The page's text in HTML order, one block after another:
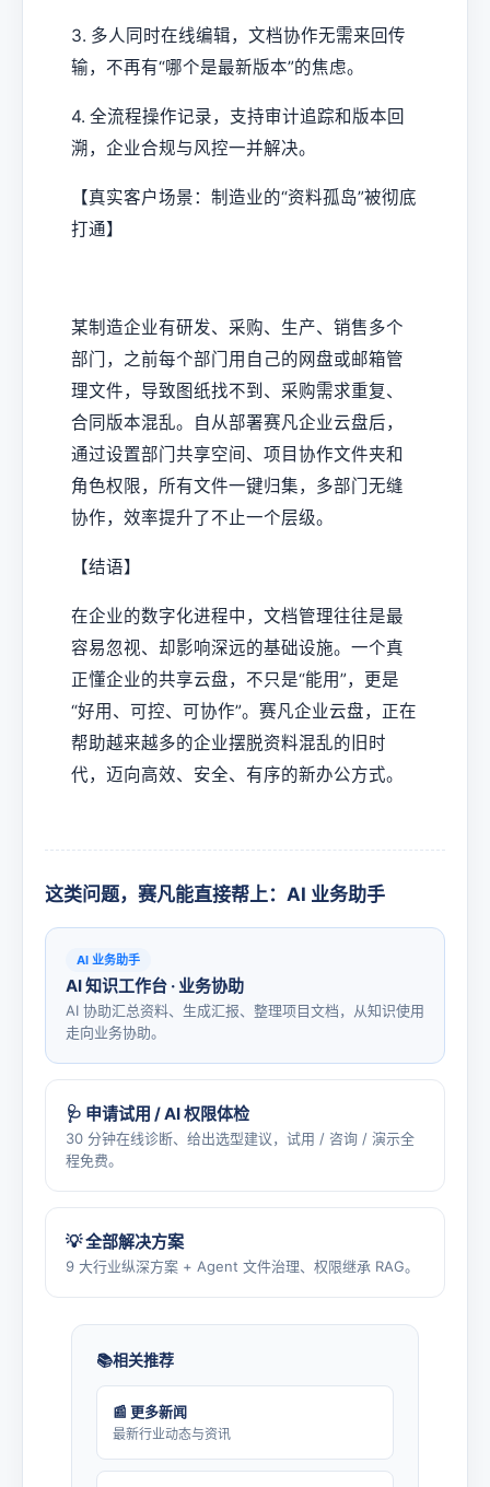
3. 多人同时在线编辑，文档协作无需来回传
输，不再有“哪个是最新版本”的焦虑。
4. 全流程操作记录，支持审计追踪和版本回
溯，企业合规与风控一并解决。
【真实客户场景：制造业的“资料孤岛”被彻底
打通】
某制造企业有研发、采购、生产、销售多个
部门，之前每个部门用自己的网盘或邮箱管
理文件，导致图纸找不到、采购需求重复、
合同版本混乱。自从部署赛凡企业云盘后，
通过设置部门共享空间、项目协作文件夹和
角色权限，所有文件一键归集，多部门无缝
协作，效率提升了不止一个层级。
【结语】
在企业的数字化进程中，文档管理往往是最
容易忽视、却影响深远的基础设施。一个真
正懂企业的共享云盘，不只是“能用”，更是
“好用、可控、可协作”。赛凡企业云盘，正在
帮助越来越多的企业摆脱资料混乱的旧时
代，迈向高效、安全、有序的新办公方式。
这类问题，赛凡能直接帮上：AI 业务助手
AI 业务助手
AI 知识工作台 · 业务协助
AI 协助汇总资料、生成汇报、整理项目文档，从知识使用
走向业务协助。
🩺 申请试用 / AI 权限体检
30 分钟在线诊断、给出选型建议，试用 / 咨询 / 演示全
程免费。
💡 全部解决方案
9 大行业纵深方案 + Agent 文件治理、权限继承 RAG。
相关推荐
📰 更多新闻
最新行业动态与资讯